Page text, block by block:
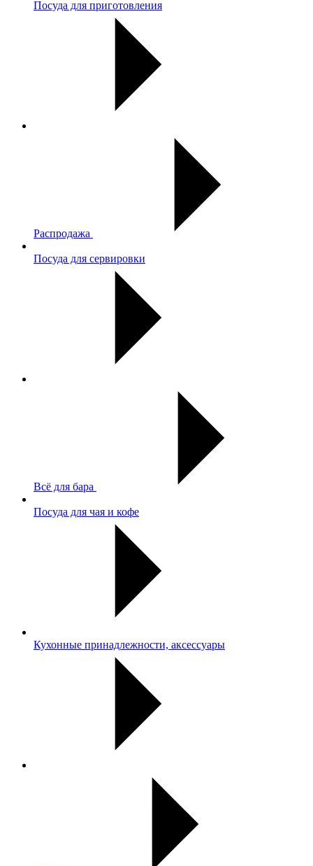
Посуда для приготовления
Распродажа
Посуда для сервировки
Всё для бара
Посуда для чая и кофе
Кухонные принадлежности, аксессуары